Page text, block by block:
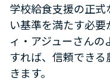
学校給食支援の正
い基準を満たす必
ィ・アジューさん
すれば、信頼でき
きます。